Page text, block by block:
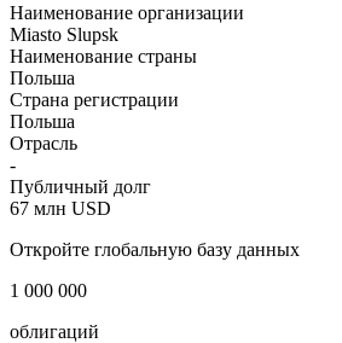
Наименование организации
Miasto Slupsk
Наименование страны
Польша
Страна регистрации
Польша
Отрасль
-
Публичный долг
67 млн USD
Откройте глобальную базу данных
1 000 000
облигаций